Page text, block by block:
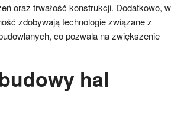
oraz trwałość konstrukcji. Dodatkowo, w
zdobywają technologie związane z
co pozwala na zwiększenie
hal